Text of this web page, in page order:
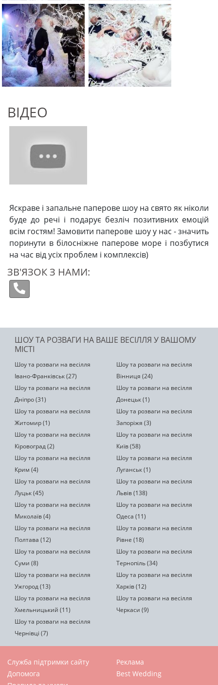
ВІДЕО
Яскраве і запальне паперове шоу на свято як ніколи
буде до речі і подарує безліч позитивних емоцій
всім гостям! Замовити паперове шоу у нас - значить
поринути в білосніжне паперове море і позбутися
на час від усіх проблем і комплексів)
ЗВ'ЯЗОК З НАМИ:
ШОУ ТА РОЗВАГИ НА ВАШЕ ВЕСІЛЛЯ У ВАШОМУ
МІСТІ
Шоу та розваги на весілля
Івано-Франківськ (27)
Шоу та розваги на весілля
Вінниця (24)
Шоу та розваги на весілля
Дніпро (31)
Шоу та розваги на весілля
Донецьк (1)
Шоу та розваги на весілля
Житомир (1)
Шоу та розваги на весілля
Запоріжя (3)
Шоу та розваги на весілля
Кіровоград (2)
Шоу та розваги на весілля
Київ (58)
Шоу та розваги на весілля
Крим (4)
Шоу та розваги на весілля
Луганськ (1)
Шоу та розваги на весілля
Луцьк (45)
Шоу та розваги на весілля
Львів (138)
Шоу та розваги на весілля
Миколаїв (4)
Шоу та розваги на весілля
Одеса (11)
Шоу та розваги на весілля
Полтава (12)
Шоу та розваги на весілля
Рівне (18)
Шоу та розваги на весілля
Суми (8)
Шоу та розваги на весілля
Тернопіль (34)
Шоу та розваги на весілля
Ужгород (13)
Шоу та розваги на весілля
Харків (12)
Шоу та розваги на весілля
Хмельницький (11)
Шоу та розваги на весілля
Черкаси (9)
Шоу та розваги на весілля
Чернівці (7)
Служба підтримки сайту
Допомога
Реклама
Best Wedding